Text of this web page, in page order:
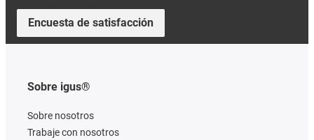
Encuesta de satisfacción
Sobre igus®
Sobre nosotros
Trabaje con nosotros